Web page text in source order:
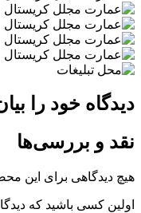
دیدگاه خود را
نقد و بررسی‌ها
هیچ دیدگاهی برای این
اولین کسی باشید که